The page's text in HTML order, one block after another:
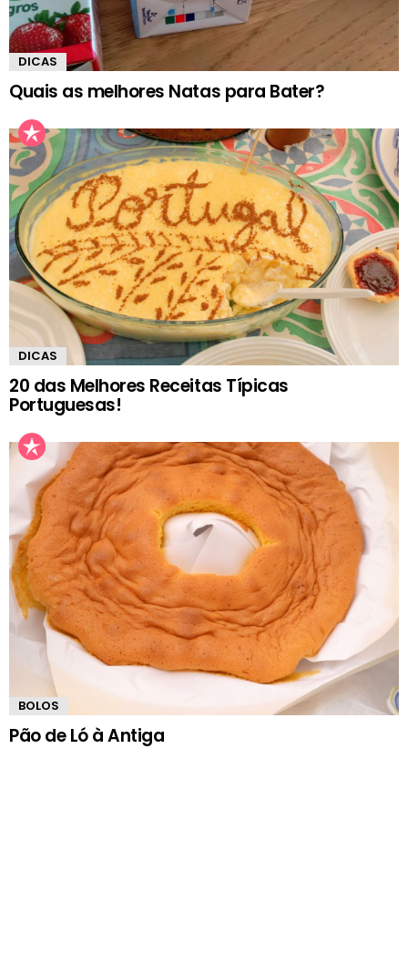
DICAS
Quais as melhores Natas para Bater?
DICAS
20 das Melhores Receitas Típicas
Portuguesas!
BOLOS
Pão de Ló à Antiga